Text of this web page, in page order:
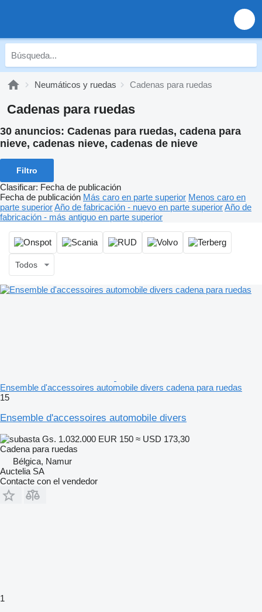
Neumáticos y ruedas Cadenas para ruedas
Cadenas para ruedas
30 anuncios: Cadenas para ruedas, cadena para
nieve, cadenas nieve, cadenas de nieve
Filtro
Clasificar: Fecha de publicación
Fecha de publicación Más caro en parte superior Menos caro en
parte superiorAño de fabricación - nuevo en parte superiorAño de
fabricación - más antiguo en parte superior
Todos
Ensemble d'accessoires automobile divers cadena para ruedas
15
Ensemble d'accessoires automobile divers
Gs. 1.032.000 EUR 150 ≈ USD 173,30
Cadena para ruedas
Bélgica, Namur
Auctelia SA
Contacte con el vendedor
1